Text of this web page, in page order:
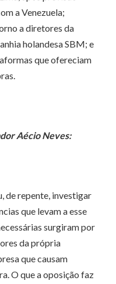
a Venezuela;
a diretores da
holandesa SBM; e
que ofereciam
Aécio Neves:
de repente, investigar
que levam a esse
surgiram por
da própria
que causam
O que a oposição faz